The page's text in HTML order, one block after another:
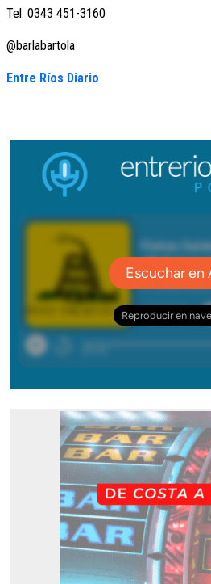
Tel: 0343 451-3160
@barlabartola
Entre Ríos Diario